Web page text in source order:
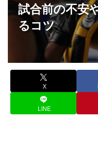
試合前の不安
るコツ
X
LINE